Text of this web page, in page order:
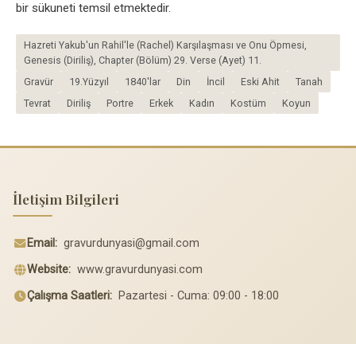
bir sükuneti temsil etmektedir.
Hazreti Yakub'un Rahil'le (Rachel) Karşılaşması ve Onu Öpmesi,
Genesis (Diriliş), Chapter (Bölüm) 29. Verse (Ayet) 11.
Gravür
19.Yüzyıl 1840'lar Din İncil Eski Ahit
Tanah
Tevrat
Diriliş Portre Erkek Kadın Kostüm Koyun
İletişim Bilgileri
Email: gravurdunyasi@gmail.com
Website: www.gravurdunyasi.com
Çalışma Saatleri: Pazartesi - Cuma: 09:00 - 18:00